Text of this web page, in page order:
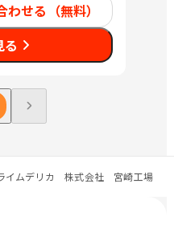
せる（無料）
る
イムデリカ 株式会社 宮崎工場